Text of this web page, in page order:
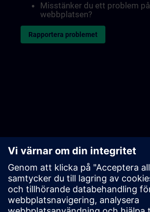
Misstänker du ett problem på
webbplatsen?
Rapportera problemet